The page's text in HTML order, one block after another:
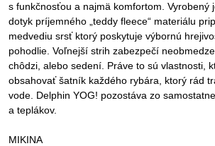
s funkčnosťou a najmä komfortom. Vyrobený
dotyk príjemného „teddy fleece“ materiálu
medvediu srsť ktorý poskytuje výbornú
pohodlie. Voľnejší strih zabezpečí
chôdzi, alebo sedení. Práve to sú vlastnosti,
obsahovať šatník každého rybára, ktorý rád
vode. Delphin YOG! pozostáva zo
a teplákov.
MIKINA